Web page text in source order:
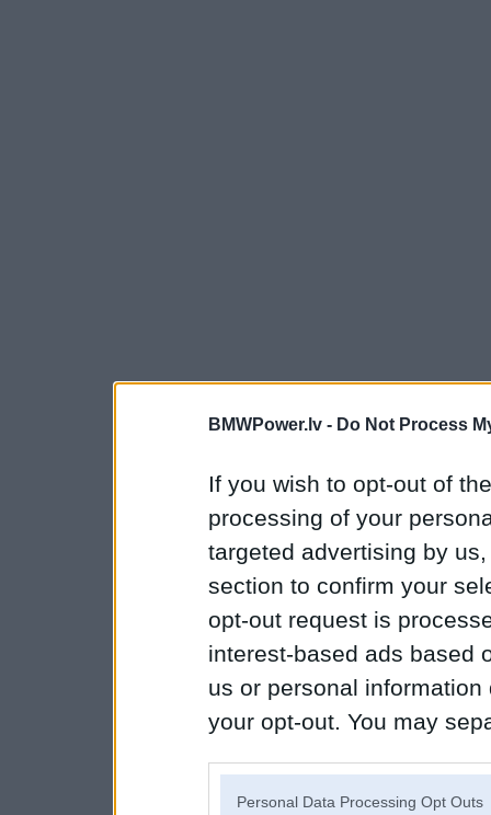
BMWPower.lv - Do Not Process
If you wish to opt-out of
processing of your
targeted advertising by
section to confirm your
opt-out request is
interest-based ads based
us or personal
your opt-out. You may
Personal Data Processing Opt Outs